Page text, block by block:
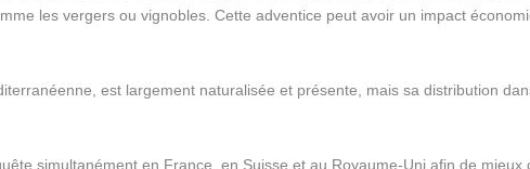
les vergers ou vignobles. Cette adventice peut avoir un impact
est largement naturalisée et présente, mais sa distribution
simultanément en France, en Suisse et au Royaume-Uni afin de mieux